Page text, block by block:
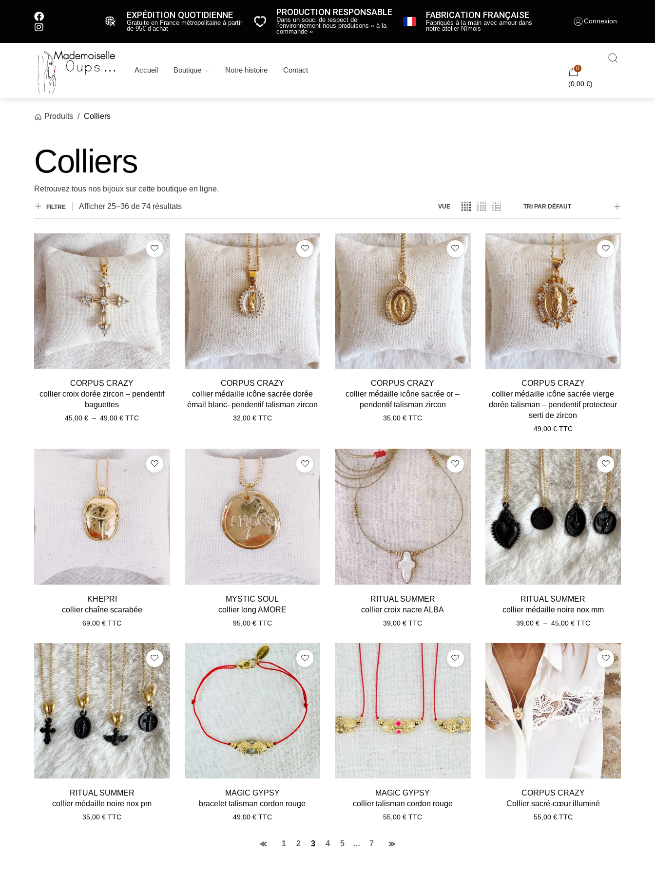
EXPÉDITION QUOTIDIENNE
Gratuite en France métropolitaine à partir
de 95€ d’achat
PRODUCTION RESPONSABLE
Dans un souci de respect de
l’environnement nous produisons « à la
commande »
FABRICATION FRANÇAISE
Fabriqués à la main avec amour dans
notre atelier Nîmois
Connexion
Accueil Boutique Notre histoire Contact 0
(0,00 €)
Produits / Colliers
Colliers
Retrouvez tous nos bijoux sur cette boutique en ligne.
FILTRE Afficher 25–36 de 74 résultats VUE TRI PAR DÉFAUT
CORPUS CRAZY
collier croix dorée zircon – pendentif
baguettes
45,00€ – 49,00€ TTC
CORPUS CRAZY
collier médaille icône sacrée dorée
émail blanc- pendentif talisman zircon
32,00 €TTC
CORPUS CRAZY
collier médaille icône sacrée or –
pendentif talisman zircon
35,00€ TTC
CORPUS CRAZY
collier médaille icône sacrée vierge
dorée talisman – pendentif protecteur
serti de zircon
49,00 €TTC
KHEPRI
collier chaîne scarabée
69,00€ TTC
MYSTIC SOUL
collier long AMORE
95,00 €TTC
RITUAL SUMMER
collier croix nacre ALBA
39,00€ TTC
RITUAL SUMMER
collier médaille noire nox mm
39,00 € – 45,00 €TTC
RITUAL SUMMER
collier médaille noire nox pm
35,00€ TTC
MAGIC GYPSY
bracelet talisman cordon rouge
49,00 €TTC
MAGIC GYPSY
collier talisman cordon rouge
55,00€ TTC
CORPUS CRAZY
Collier sacré-cœur illuminé
55,00 €TTC
1 2 3 4 5 … 7